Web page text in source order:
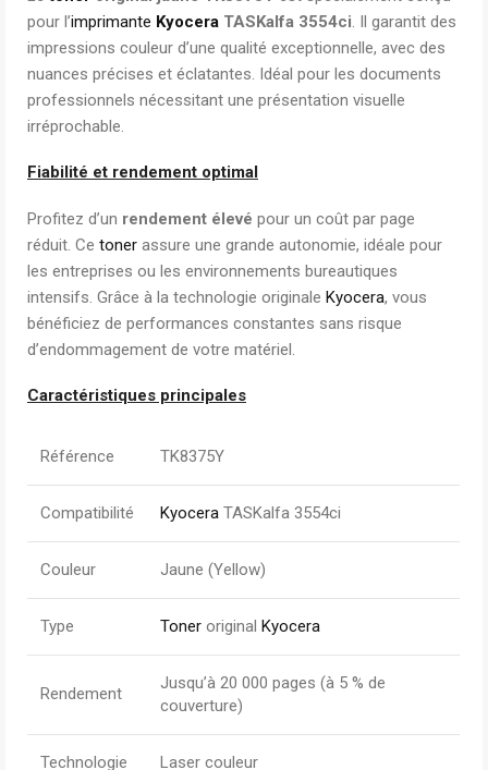
pour l’imprimante Kyocera TASKalfa 3554ci. Il garantit des
impressions couleur d’une qualité exceptionnelle, avec des
nuances précises et éclatantes. Idéal pour les documents
professionnels nécessitant une présentation visuelle
irréprochable.
Fiabilité et rendement optimal
Profitez d’un rendement élevé pour un coût par page
réduit. Ce toner assure une grande autonomie, idéale pour
les entreprises ou les environnements bureautiques
intensifs. Grâce à la technologie originale Kyocera, vous
bénéficiez de performances constantes sans risque
d’endommagement de votre matériel.
Caractéristiques principales
Référence TK8375Y
Compatibilité Kyocera TASKalfa 3554ci
Couleur Jaune (Yellow)
Type Toner original Kyocera
Rendement
Jusqu’à 20 000 pages (à 5 % de
couverture)
Technologie Laser couleur